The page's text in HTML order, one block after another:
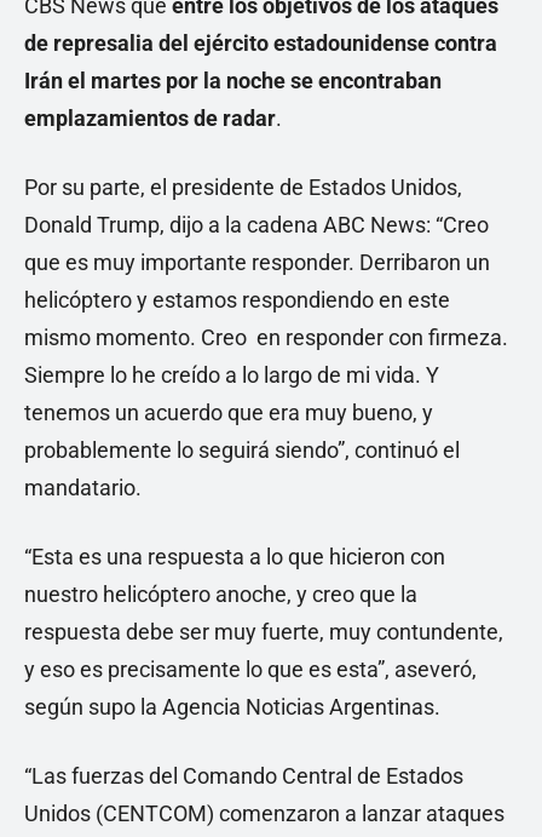
CBS News que entre los objetivos de los ataques
de represalia del ejército estadounidense contra
Irán el martes por la noche se encontraban
emplazamientos de radar.
Por su parte, el presidente de Estados Unidos,
Donald Trump, dijo a la cadena ABC News: “Creo
que es muy importante responder. Derribaron un
helicóptero y estamos respondiendo en este
mismo momento. Creo en responder con firmeza.
Siempre lo he creído a lo largo de mi vida. Y
tenemos un acuerdo que era muy bueno, y
probablemente lo seguirá siendo”, continuó el
mandatario.
“Esta es una respuesta a lo que hicieron con
nuestro helicóptero anoche, y creo que la
respuesta debe ser muy fuerte, muy contundente,
y eso es precisamente lo que es esta”, aseveró,
según supo la Agencia Noticias Argentinas.
“Las fuerzas del Comando Central de Estados
Unidos (CENTCOM) comenzaron a lanzar ataques